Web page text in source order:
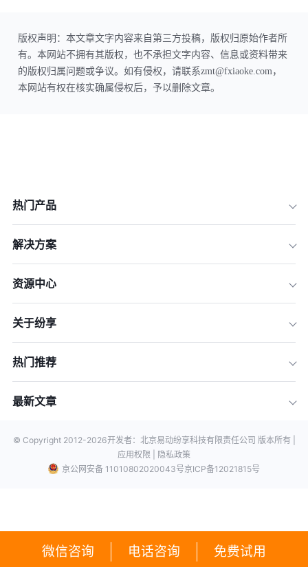
微信咨询 电话咨询 免费试用
版权声明：本文章文字内容来自第三方投稿，版权归原始作者所
有。本网站不拥有其版权，也不承担文字内容、信息或资料带来
的版权归属问题或争议。如有侵权，请联系zmt@fxiaoke.com，
本网站有权在核实确属侵权后，予以删除文章。
热门产品
解决方案
资源中心
关于纷享
热门推荐
最新文章
© Copyright 2012-2026开发者：北京易动纷享科技有限责任公司 版本所有 |
应用权限 |
隐私政策
京公网安备 11010802020043号京ICP备12021815号